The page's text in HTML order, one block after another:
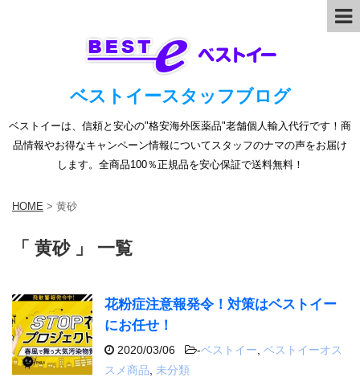
ベストイースタッフブログ
ベストイーは、信頼と安心の"格安海外医薬品"老舗個人輸入代行です！商
品情報やお得なキャンペーン情報についてスタッフのナマの声をお届け
します。全商品100％正規品を安心保証で送料無料！
HOME > 黄砂
「 黄砂 」 一覧
花粉症注意報発令！対策はベストイー
にお任せ！
2020/03/06 -ベストイー ベストイーオス
スメ商品
未分類